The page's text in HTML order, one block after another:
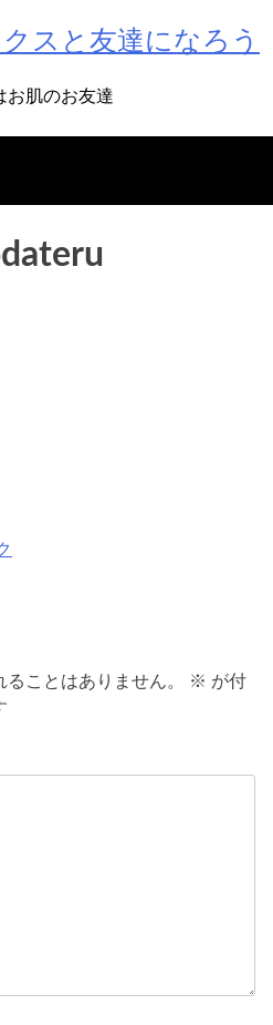
スと友達になろう
お肌のお友達
ことはありません。 ※ が付